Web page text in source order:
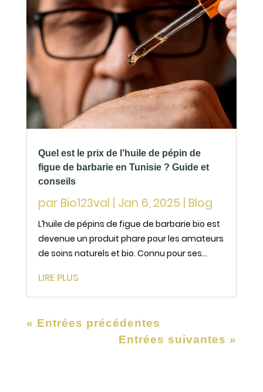
Quel est le prix de l’huile de pépin de
figue de barbarie en Tunisie ? Guide et
conseils
par Bio123val | Jan 6, 2025 | Blog
L’huile de pépins de figue de barbarie bio est
devenue un produit phare pour les amateurs
de soins naturels et bio. Connu pour ses
ce trésor précieux attire de plus en plus
d’adeptes. Mais quel est son prix en Tunisie
LIRE PLUS
« Entrées précédentes
Entrées suivantes »